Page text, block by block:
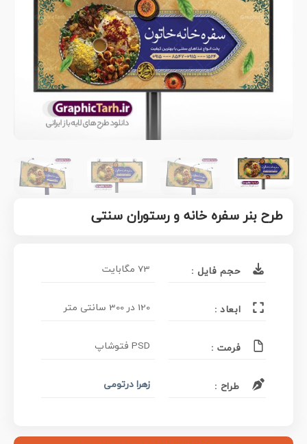
طرح بنر سفره خانه و رستوران سنتی
حجم فایل : 73 مگابایت
ابعاد : 120 در 300 سانتی متر
فرمت : PSD فتوشاپ
طراح : زهرا درتومی